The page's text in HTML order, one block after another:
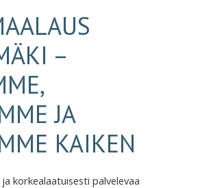
–
JA
KAIKEN
korkealaatuisesti palvelevaa